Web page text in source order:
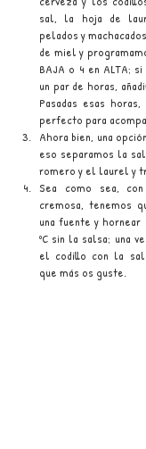
sal, la hoja de
pelados y
de miel y
BAJA o 4 en ALTA;
un par de horas,
Pasadas esas
perfecto para
Ahora bien, una
eso separamos la
romero y el laurel y
Sea como sea,
cremosa, tenemos
una fuente y hornear
ºC sin la salsa; una
el codillo con la
que más os guste.